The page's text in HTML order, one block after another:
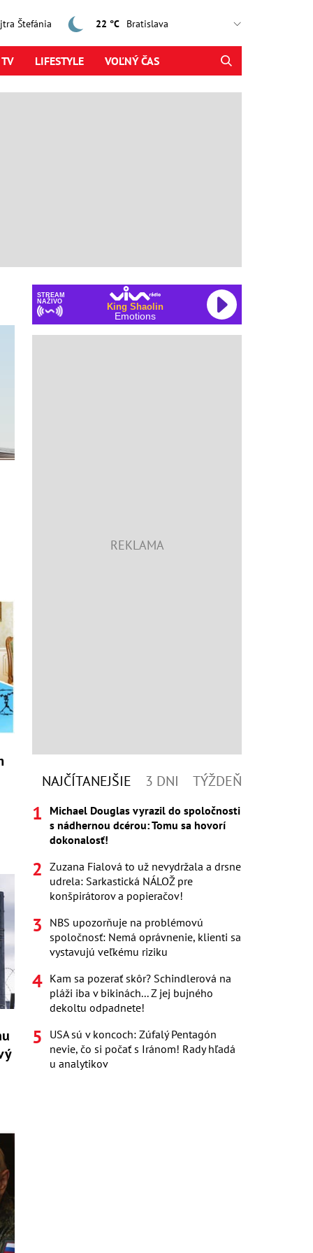
Štefánia 22 °C
LIFESTYLE VOĽNÝ ČAS
STREAM
NAŽIVO
King Shaolin
Emotions
NAJČÍTANEJŠIE 3 DNI TÝŽDEŇ
Michael Douglas vyrazil do spoločnosti
s nádhernou dcérou: Tomu sa hovorí
dokonalosť!
Zuzana Fialová to už nevydržala a drsne
udrela: Sarkastická NÁLOŽ pre
konšpirátorov a popieračov!
NBS upozorňuje na problémovú
spoločnosť: Nemá oprávnenie, klienti sa
vystavujú veľkému riziku
Kam sa pozerať skôr? Schindlerová na
pláži iba v bikinách... Z jej bujného
dekoltu odpadnete!
USA sú v koncoch: Zúfalý Pentagón
nevie, čo si počať s Iránom! Rady hľadá
u analytikov